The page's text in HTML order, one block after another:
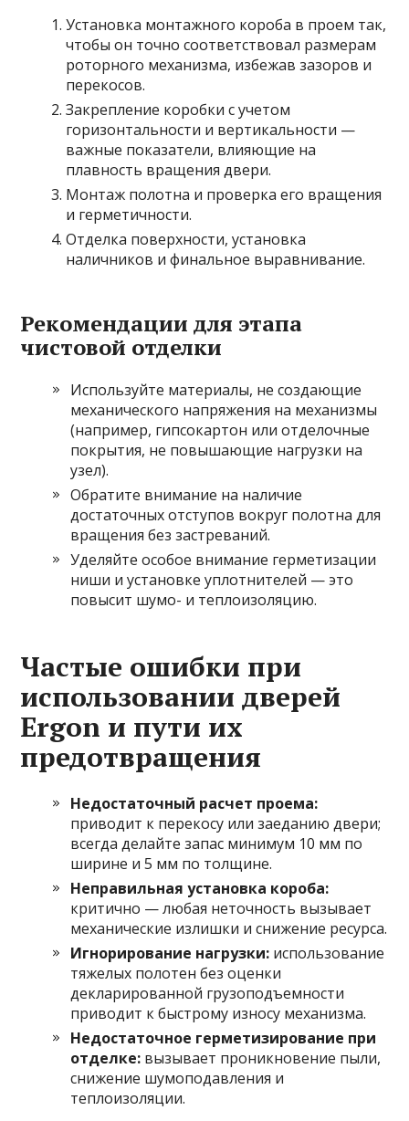
Установка монтажного короба в проем так,
чтобы он точно соответствовал размерам
роторного механизма, избежав зазоров и
перекосов.
Закрепление коробки с учетом
горизонтальности и вертикальности —
важные показатели, влияющие на
плавность вращения двери.
Монтаж полотна и проверка его вращения
и герметичности.
Отделка поверхности, установка
наличников и финальное выравнивание.
Рекомендации для этапа
чистовой отделки
Используйте материалы, не создающие
механического напряжения на механизмы
(например, гипсокартон или отделочные
покрытия, не повышающие нагрузки на
узел).
Обратите внимание на наличие
достаточных отступов вокруг полотна для
вращения без застреваний.
Уделяйте особое внимание герметизации
ниши и установке уплотнителей — это
повысит шумо- и теплоизоляцию.
Частые ошибки при
использовании дверей
Ergon и пути их
предотвращения
Недостаточный расчет проема:
приводит к перекосу или заеданию двери;
всегда делайте запас минимум 10 мм по
ширине и 5 мм по толщине.
Неправильная установка короба:
критично — любая неточность вызывает
механические излишки и снижение ресурса.
Игнорирование нагрузки: использование
тяжелых полотен без оценки
декларированной грузоподъемности
приводит к быстрому износу механизма.
Недостаточное герметизирование при
отделке: вызывает проникновение пыли,
снижение шумоподавления и
теплоизоляции.